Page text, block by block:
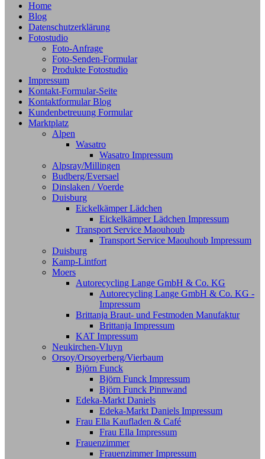
Home
Blog
Datenschutzerklärung
Fotostudio
Foto-Anfrage
Foto-Senden-Formular
Produkte Fotostudio
Impressum
Kontakt-Formular-Seite
Kontaktformular Blog
Kundenbetreuung Formular
Marktplatz
Alpen
Wasatro
Wasatro Impressum
Alpsray/Millingen
Budberg/Eversael
Dinslaken / Voerde
Duisburg
Eickelkämper Lädchen
Eickelkämper Lädchen Impressum
Transport Service Maouhoub
Transport Service Maouhoub Impressum
Duisburg
Kamp-Lintfort
Moers
Autorecycling Lange GmbH & Co. KG
Autorecycling Lange GmbH & Co. KG -
Impressum
Brittanja Braut- und Festmoden Manufaktur
Brittanja Impressum
KAT Impressum
Neukirchen-Vluyn
Orsoy/Orsoyerberg/Vierbaum
Björn Funck
Björn Funck Impressum
Björn Funck Pinnwand
Edeka-Markt Daniels
Edeka-Markt Daniels Impressum
Frau Ella Kaufladen & Café
Frau Ella Impressum
Frauenzimmer
Frauenzimmer Impressum